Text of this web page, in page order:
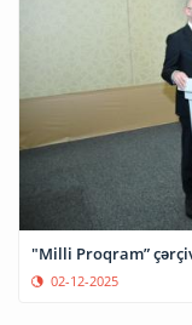
"Milli Proqram”
02-12-2025